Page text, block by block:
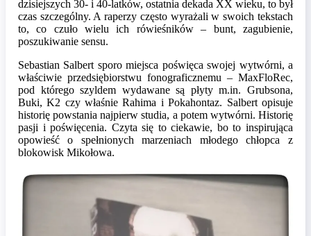
dzisiejszych 30- i 40-latków, ostatnia dekada XX wieku, to był
czas szczególny. A raperzy często wyrażali w swoich tekstach
to, co czuło wielu ich rówieśników – bunt, zagubienie,
poszukiwanie sensu.
Sebastian Salbert sporo miejsca poświęca swojej wytwórni, a
właściwie przedsiębiorstwu fonograficznemu – MaxFloRec,
pod którego szyldem wydawane są płyty m.in. Grubsona,
Buki, K2 czy właśnie Rahima i Pokahontaz. Salbert opisuje
historię powstania najpierw studia, a potem wytwórni. Historię
pasji i poświęcenia. Czyta się to ciekawie, bo to inspirująca
opowieść o spełnionych marzeniach młodego chłopca z
blokowisk Mikołowa.